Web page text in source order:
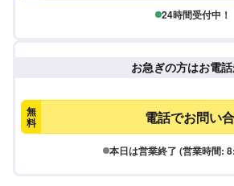
24時間受付中！
お急ぎの方はお電
無
料 電話でお問い
本日は営業終了 (営業時間: